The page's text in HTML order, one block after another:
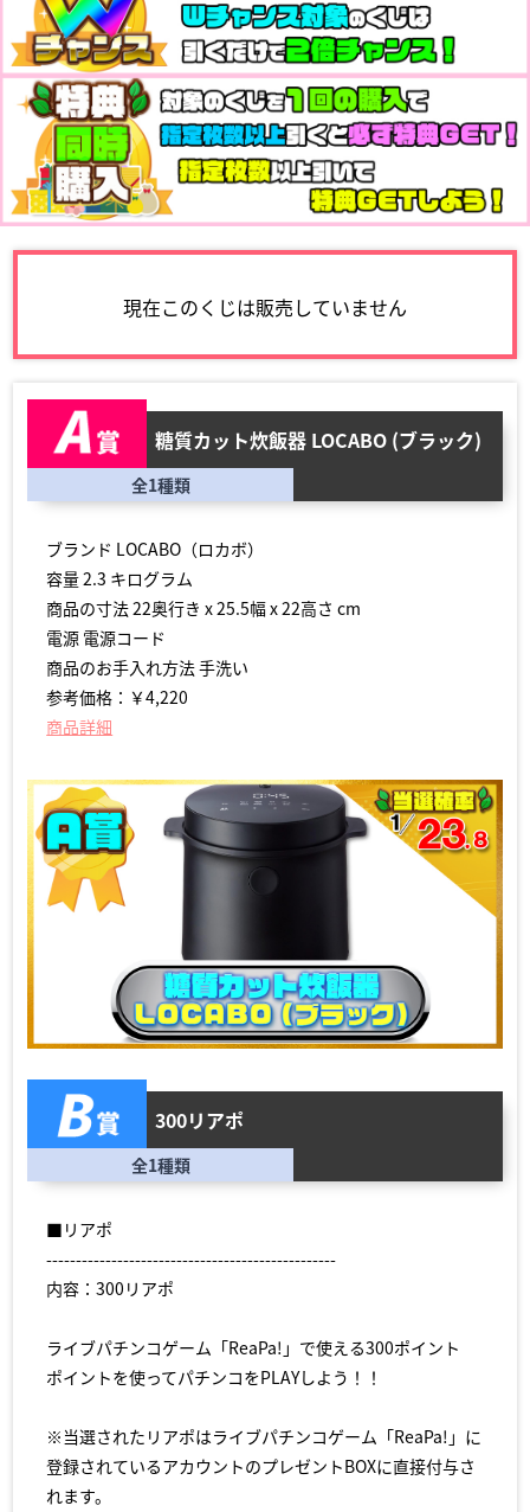
現在このくじは販売していません
糖質カット炊飯器 LOCABO (ブラック)
全1種類
ブランド LOCABO（ロカボ）
容量 2.3 キログラム
商品の寸法 22奥行き x 25.5幅 x 22高さ cm
電源 電源コード
商品のお手入れ方法 手洗い
参考価格：￥4,220
商品詳細
300リアポ
全1種類
■リアポ
-------------------------------------------------
内容：300リアポ
ライブパチンコゲーム「ReaPa!」で使える300ポイント
ポイントを使ってパチンコをPLAYしよう！！
※当選されたリアポはライブパチンコゲーム「ReaPa!」に
登録されているアカウントのプレゼントBOXに直接付与さ
れます。